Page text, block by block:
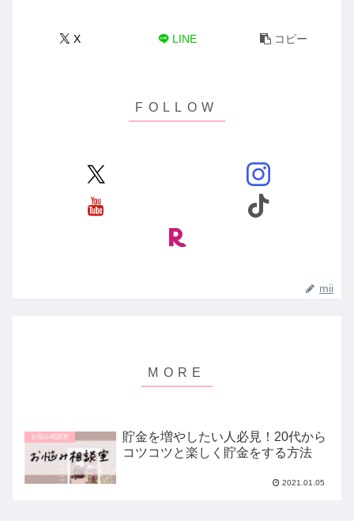
X LINE コピー
mii
お悩み相談室
貯金を増やしたい人必見！20代から
コツコツと楽しく貯金をする方法
2021.01.05